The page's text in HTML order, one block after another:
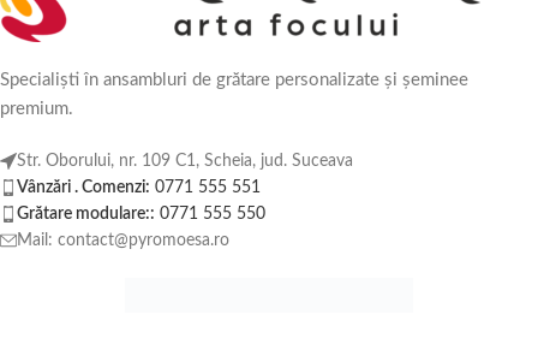
Specialiști în ansambluri de grătare personalizate și șeminee
premium.
Str. Oborului, nr. 109 C1, Scheia, jud. Suceava
Vânzări . Comenzi: 0771 555 551
Grătare modulare:: 0771 555 550
Mail: contact@pyromoesa.ro